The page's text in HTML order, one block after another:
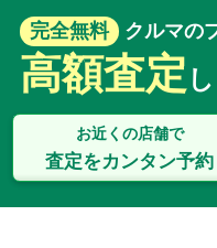
完全無料 クルマの
高額査定
お近くの店舗で
査定をカンタン予約